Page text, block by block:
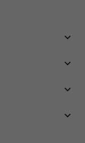



keyboard_arrow_down